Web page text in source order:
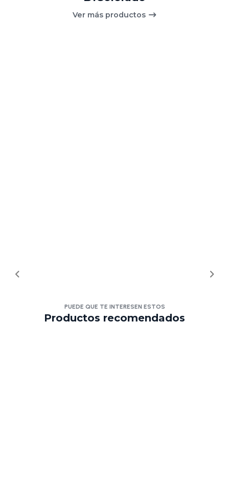
Ver más productos
PUEDE QUE TE INTERESEN ESTOS
Productos recomendados